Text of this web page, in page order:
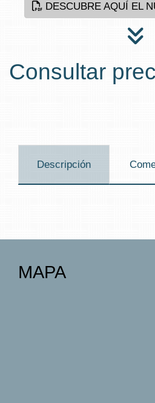
DESCUBRE AQUÍ EL
Consultar
Descripción
MAPA